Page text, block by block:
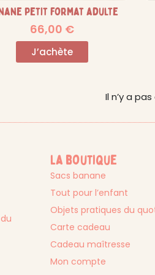
petit format adulte
66,00 €
J’achète
Il n’y a
La boutique
Sacs banane
Tout pour l’enfant
Objets pratiques du
Carte cadeau
Cadeau maîtresse
Mon compte